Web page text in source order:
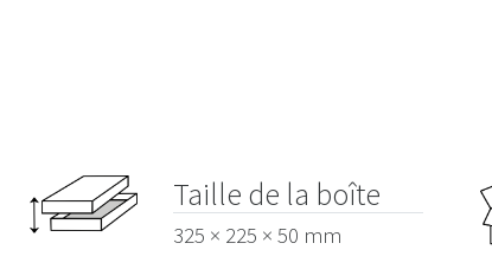
Taille de la boîte
325 × 225 × 50 mm